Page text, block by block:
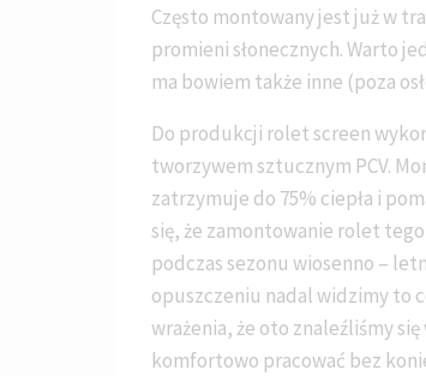
Często montowany jest już w
promieni słonecznych. Warto
ma bowiem także inne (poza
Do produkcji rolet screen
tworzywem sztucznym PCV.
zatrzymuje do 75% ciepła i
się, że zamontowanie rolet
podczas sezonu wiosenno –
opuszczeniu nadal widzimy to
wrażenia, że oto znaleźliśmy
komfortowo pracować bez